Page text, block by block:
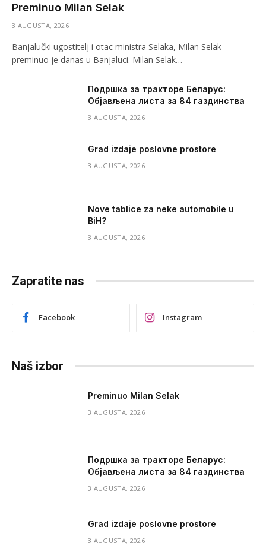
Preminuo Milan Selak
3 AUGUSTA, 2026
Banjalučki ugostitelj i otac ministra Selaka, Milan Selak
preminuo je danas u Banjaluci. Milan Selak…
Подршка за тракторе Беларус:
Објављена листа за 84 газдинства
3 AUGUSTA, 2026
Grad izdaje poslovne prostore
3 AUGUSTA, 2026
Nove tablice za neke automobile u
BiH?
3 AUGUSTA, 2026
Zapratite nas
Facebook Instagram
Naš izbor
Preminuo Milan Selak
3 AUGUSTA, 2026
Подршка за тракторе Беларус:
Објављена листа за 84 газдинства
3 AUGUSTA, 2026
Grad izdaje poslovne prostore
3 AUGUSTA, 2026